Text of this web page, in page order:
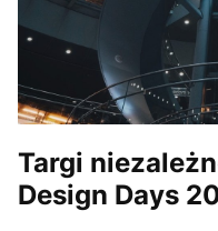
Targi
Design Days